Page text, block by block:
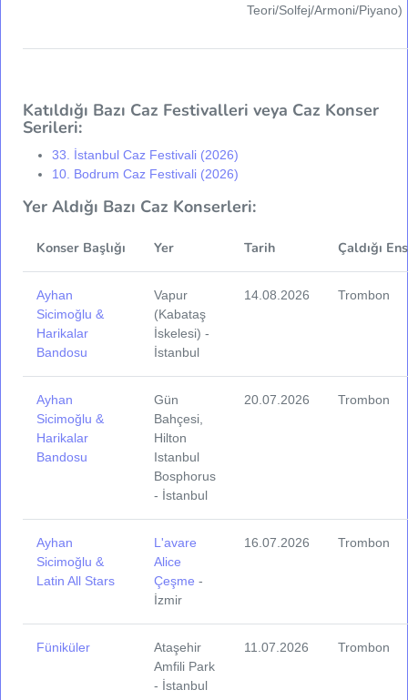
Teori/Solfej/Armoni/Piyano)
Katıldığı Bazı Caz Festivalleri veya Caz Konser
Serileri:
33. İstanbul Caz Festivali (2026)
10. Bodrum Caz Festivali (2026)
Yer Aldığı Bazı Caz Konserleri:
Konser Başlığı Yer Tarih Çaldığı
Ayhan
Sicimoğlu &
Harikalar
Bandosu
Vapur
(Kabataş
İskelesi) -
İstanbul
14.08.2026 Trombon
Ayhan
Sicimoğlu &
Harikalar
Bandosu
Gün
Bahçesi,
Hilton
Istanbul
Bosphorus
- İstanbul
20.07.2026 Trombon
Ayhan
Sicimoğlu &
Latin All Stars
L'avare
Alice
Çeşme -
İzmir
16.07.2026 Trombon
Füniküler
Ataşehir
Amfili Park
- İstanbul
11.07.2026 Trombon